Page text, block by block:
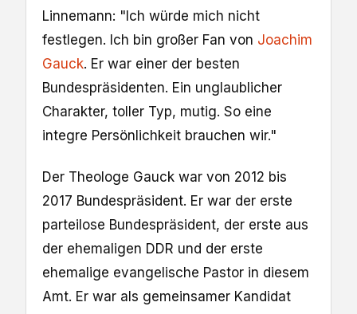
Linnemann: "Ich würde mich nicht
festlegen. Ich bin großer Fan von Joachim
Gauck. Er war einer der besten
Bundespräsidenten. Ein unglaublicher
Charakter, toller Typ, mutig. So eine
integre Persönlichkeit brauchen wir."
Der Theologe Gauck war von 2012 bis
2017 Bundespräsident. Er war der erste
parteilose Bundespräsident, der erste aus
der ehemaligen DDR und der erste
ehemalige evangelische Pastor in diesem
Amt. Er war als gemeinsamer Kandidat